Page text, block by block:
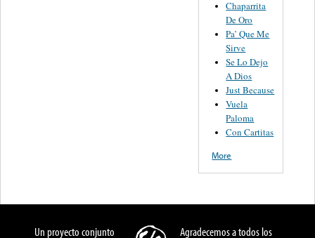
Chaparrita
De Oro
Pa’ Que Me
Sirve
Se Lo Dejo
A Dios
Just Because
Vuela
Paloma
Con Cartitas
More
Un proyecto conjunto
Agradecemos a todos los